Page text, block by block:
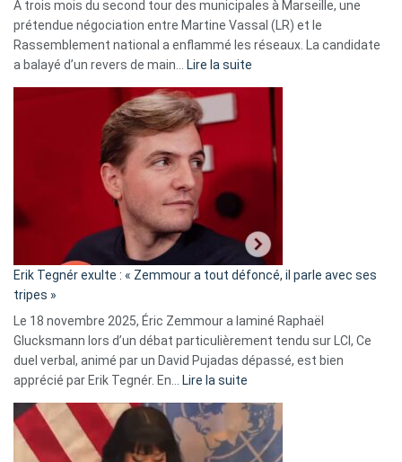
À trois mois du second tour des municipales à Marseille, une
prétendue négociation entre Martine Vassal (LR) et le
Rassemblement national a enflammé les réseaux. La candidate
a balayé d’un revers de main…
Lire la suite
d’alliance
secrète
«
C’est
fake
news
»
Erik Tegnér exulte : « Zemmour a tout défoncé, il parle avec ses
tripes »
Le 18 novembre 2025, Éric Zemmour a laminé Raphaël
Glucksmann lors d’un débat particulièrement tendu sur LCI, Ce
duel verbal, animé par un David Pujadas dépassé, est bien
apprécié par Erik Tegnér. En…
Lire la suite
Tegnér
exulte